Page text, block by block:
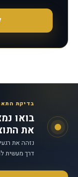
בדיקת
בואו
את
נזהה את
דרך מעשית